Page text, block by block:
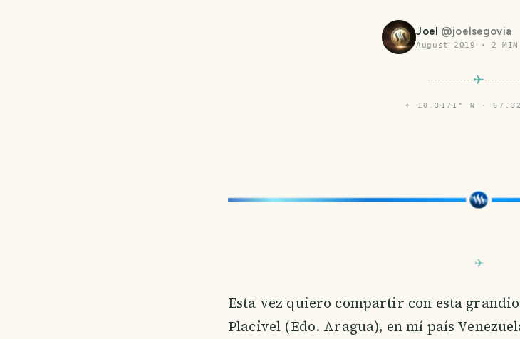
Joel @joelsegovia
August 2019 · 2 MIN
⌖ 10.3171° N ·
Esta vez quiero compartir con esta
Placivel (Edo. Aragua), en mí país